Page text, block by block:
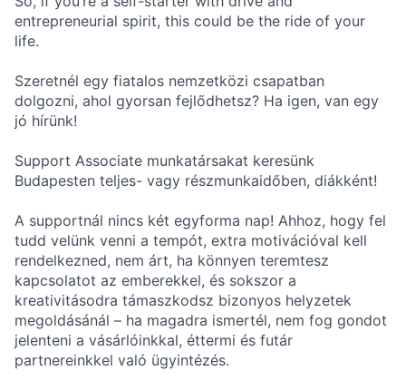
entrepreneurial spirit, this could be the ride of your
life.
Szeretnél egy fiatalos nemzetközi csapatban
dolgozni, ahol gyorsan fejlődhetsz? Ha igen, van egy
jó hírünk!
Support Associate munkatársakat keresünk
Budapesten teljes- vagy részmunkaidőben, diákként!
A supportnál nincs két egyforma nap! Ahhoz, hogy fel
tudd velünk venni a tempót, extra motivációval kell
rendelkezned, nem árt, ha könnyen teremtesz
kapcsolatot az emberekkel, és sokszor a
kreativitásodra támaszkodsz bizonyos helyzetek
megoldásánál – ha magadra ismertél, nem fog gondot
jelenteni a vásárlóinkkal, éttermi és futár
partnereinkkel való ügyintézés.